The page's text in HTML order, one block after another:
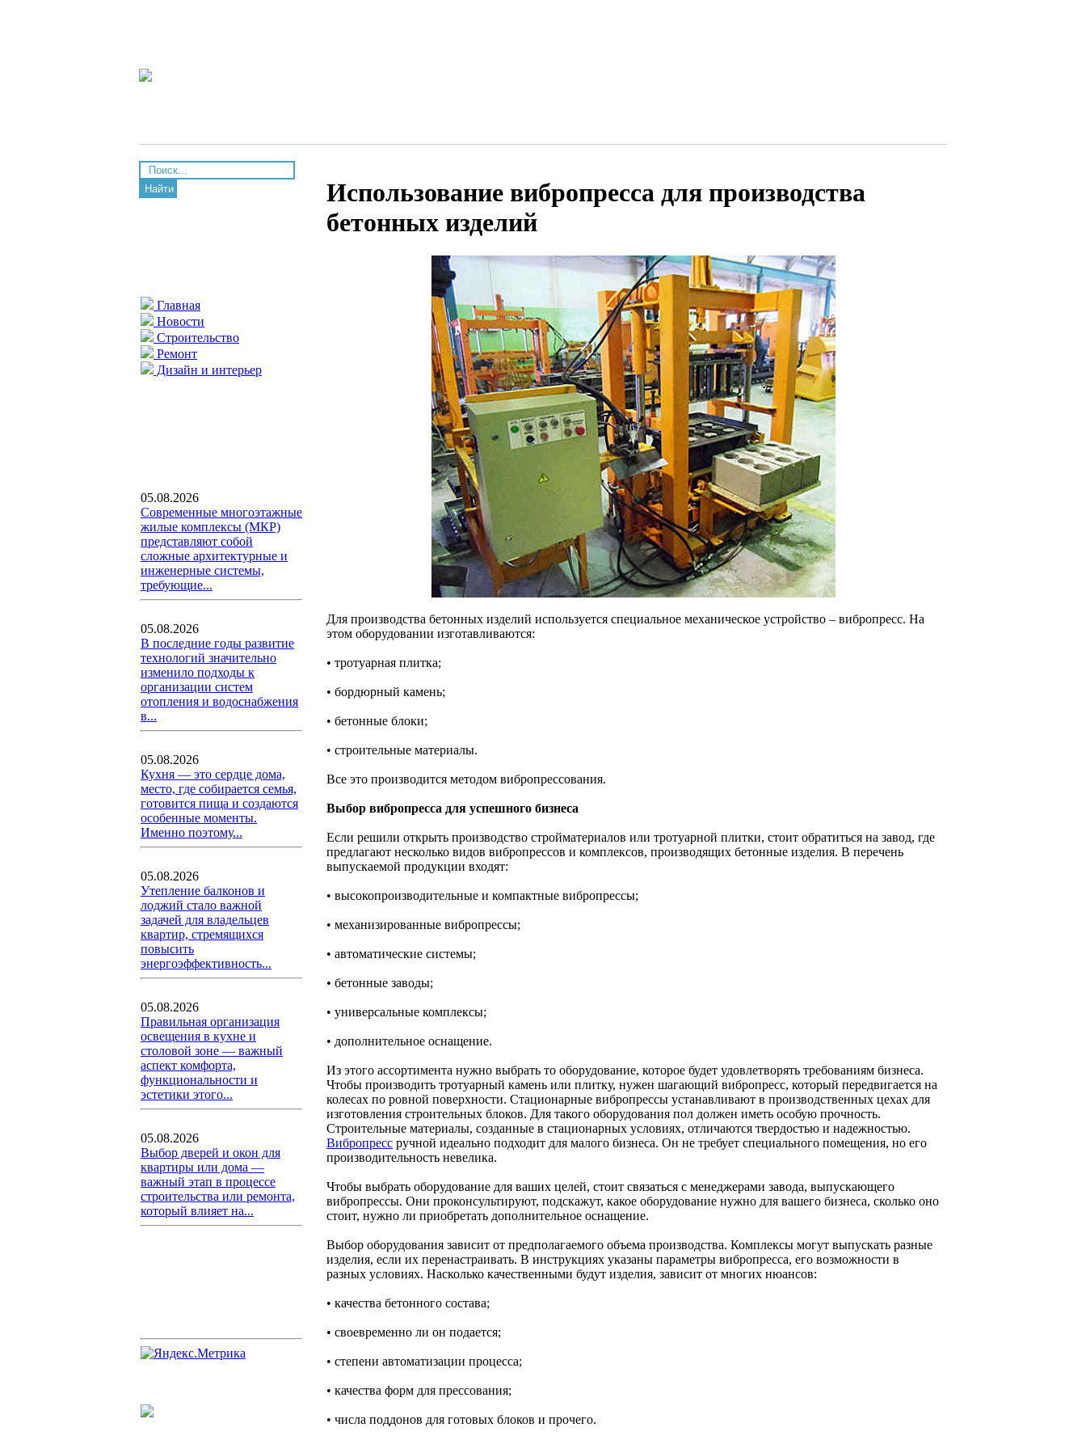
Найти
Главная
Новости
Строительство
Ремонт
Дизайн и интерьер
05.08.2026
Современные многоэтажные
жилые комплексы (МКР)
представляют собой
сложные архитектурные и
инженерные системы,
требующие...
05.08.2026
В последние годы развитие
технологий значительно
изменило подходы к
организации систем
отопления и водоснабжения
в...
05.08.2026
Кухня — это сердце дома,
место, где собирается семья,
готовится пища и создаются
особенные моменты.
Именно поэтому...
05.08.2026
Утепление балконов и
лоджий стало важной
задачей для владельцев
квартир, стремящихся
повысить
энергоэффективность...
05.08.2026
Правильная организация
освещения в кухне и
столовой зоне — важный
аспект комфорта,
функциональности и
эстетики этого...
05.08.2026
Выбор дверей и окон для
квартиры или дома —
важный этап в процессе
строительства или ремонта,
который влияет на...
Использование вибропресса для производства
бетонных изделий
Для производства бетонных изделий используется специальное механическое устройство – вибропресс. На
этом оборудовании изготавливаются:
• тротуарная плитка;
• бордюрный камень;
• бетонные блоки;
• строительные материалы.
Все это производится методом вибропрессования.
Выбор вибропресса для успешного бизнеса
Если решили открыть производство стройматериалов или тротуарной плитки, стоит обратиться на завод, где
предлагают несколько видов вибропрессов и комплексов, производящих бетонные изделия. В перечень
выпускаемой продукции входят:
• высокопроизводительные и компактные вибропрессы;
• механизированные вибропрессы;
• автоматические системы;
• бетонные заводы;
• универсальные комплексы;
• дополнительное оснащение.
Из этого ассортимента нужно выбрать то оборудование, которое будет удовлетворять требованиям бизнеса.
Чтобы производить тротуарный камень или плитку, нужен шагающий вибропресс, который передвигается на
колесах по ровной поверхности. Стационарные вибропрессы устанавливают в производственных цехах для
изготовления строительных блоков. Для такого оборудования пол должен иметь особую прочность.
Строительные материалы, созданные в стационарных условиях, отличаются твердостью и надежностью.
Вибропресс ручной идеально подходит для малого бизнеса. Он не требует специального помещения, но его
производительность невелика.
Чтобы выбрать оборудование для ваших целей, стоит связаться с менеджерами завода, выпускающего
вибропрессы. Они проконсультируют, подскажут, какое оборудование нужно для вашего бизнеса, сколько оно
стоит, нужно ли приобретать дополнительное оснащение.
Выбор оборудования зависит от предполагаемого объема производства. Комплексы могут выпускать разные
изделия, если их перенастраивать. В инструкциях указаны параметры вибропресса, его возможности в
разных условиях. Насколько качественными будут изделия, зависит от многих нюансов:
• качества бетонного состава;
• своевременно ли он подается;
• степени автоматизации процесса;
• качества форм для прессования;
• числа поддонов для готовых блоков и прочего.